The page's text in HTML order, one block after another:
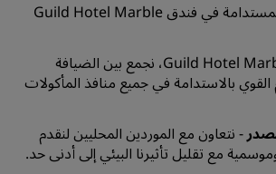
استمتع بالنكهات المستدامة في فندق Guild Hotel Marble
في فندق Guild Hotel Marble Arch، نجمع بين الضيافة
القوي بالاستدامة في جميع منافذ المأكولات
- نتعاون مع الموردين المحليين لنقدم
مع تقليل تأثيرنا البيئي إلى أدنى حد.